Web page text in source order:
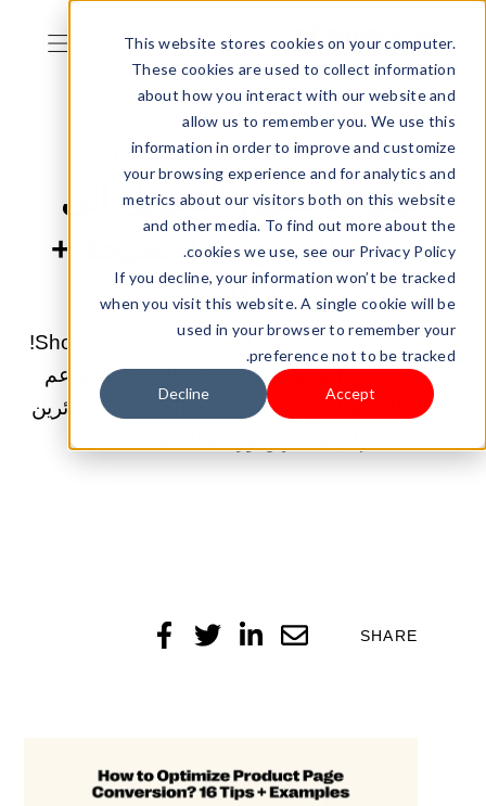
This website stores cookies on your computer.
These cookies are used to collect information
about how you interact with our website and
allow us to remember you. We use this
information in order to improve and customize
your browsing experience and for analytics and
metrics about our visitors both on this website
and other media. To find out more about the
cookies we use, see our Privacy Policy.
If you decline, your information won’t be tracked
when you visit this website. A single cookie will be
used in your browser to remember your
preference not to be tracked.
Accept
Decline
16/05/2025 01:00:00 ص | بيع منتجاتك
كيفية تحسين التحويل إلى
صفحة المنتج؟ 16 نصيحة +
أمثلة
عزز تحويل صفحة المنتج الخاص بك مع Shoplazza!
قم بتحسين التصميم، والدردشة المباشرة، ودعم
الذكاء الاصطناعي، وتحسين الجوّال لتحويل الزائرين
SHARE